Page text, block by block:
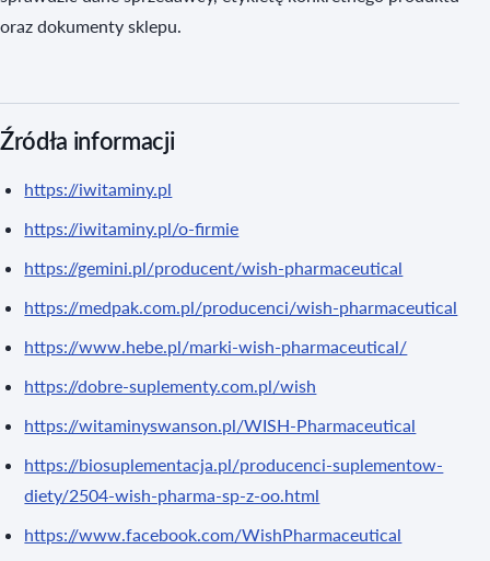
oraz dokumenty sklepu.
Źródła informacji
https://iwitaminy.pl
https://iwitaminy.pl/o-firmie
https://gemini.pl/producent/wish-pharmaceutical
https://medpak.com.pl/producenci/wish-pharmaceutical
https://www.hebe.pl/marki-wish-pharmaceutical/
https://dobre-suplementy.com.pl/wish
https://witaminyswanson.pl/WISH-Pharmaceutical
https://biosuplementacja.pl/producenci-suplementow-
diety/2504-wish-pharma-sp-z-oo.html
https://www.facebook.com/WishPharmaceutical